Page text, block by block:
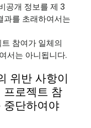
공개 정보를 제 3
과를 초래하여서는
참여가 일체의
서는 아니됩니다.
위반 사항이
프로젝트 참
중단하여야